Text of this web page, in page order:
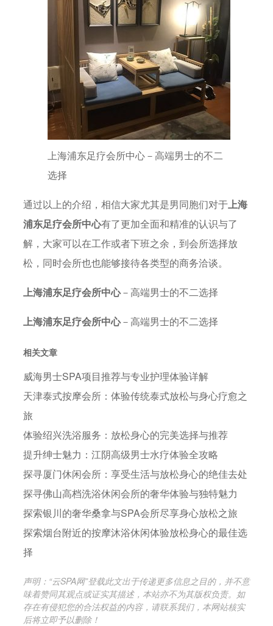
上海浦东足疗会所中心－高端男士的不二
选择
通过以上的介绍，相信大家尤其是男同胞们对于上海
浦东足疗会所中心有了更加全面和精准的认识与了
解，大家可以在工作或者下班之余，到会所选择放
松，同时会所也也能够接待各类型的商务洽谈。
上海浦东足疗会所中心－高端男士的不二选择
上海浦东足疗会所中心－高端男士的不二选择
相关文章
威海男士SPA项目推荐与专业护理体验详解
天津泰式按摩会所：体验传统泰式放松与身心疗愈之
旅
体验绍兴洗浴服务：放松身心的完美选择与推荐
提升绅士魅力：江阴高级男士水疗体验全攻略
探寻厦门休闲会所：享受生活与放松身心的绝佳去处
探寻佛山高档洗浴休闲会所的奢华体验与独特魅力
探索银川的奢华桑拿与SPA会所尽享身心放松之旅
探索烟台附近的按摩沐浴休闲体验放松身心的最佳选
择
声明：“云SPA网”登载此文出于传递更多信息之目的，并不意
味着赞同其观点或证实其描述，本站亦不为其版权负责。如
存在有侵犯您的合法权益的内容，请联系我们，本网站核实
后将立即予以删除！